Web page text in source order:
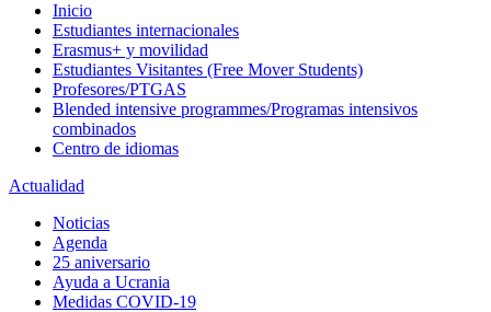
Inicio
Estudiantes internacionales
Erasmus+ y movilidad
Estudiantes Visitantes (Free Mover Students)
Profesores/PTGAS
Blended intensive programmes/Programas intensivos
combinados
Centro de idiomas
Actualidad
Noticias
Agenda
25 aniversario
Ayuda a Ucrania
Medidas COVID-19